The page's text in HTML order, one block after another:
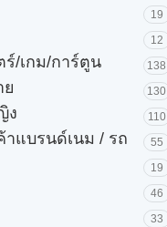
19
12
/เกม/การ์ตูน 138
ย 130
ง 110
าแบรนด์เนม / รถ 55
19
46
33